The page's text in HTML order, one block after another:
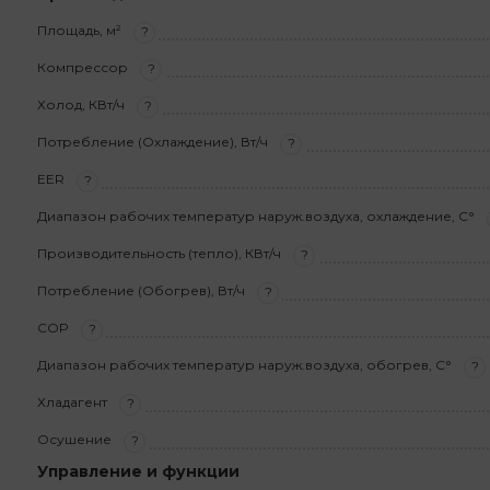
Площадь, м² ?
Компрессор ?
Холод, КВт/ч ?
Потребление (Охлаждение), Вт/ч ?
EER ?
Диапазон рабочих температур наруж.воздуха, охлаждение, С°
Производительность (тепло), КВт/ч ?
Потребление (Обогрев), Вт/ч ?
COP ?
Диапазон рабочих температур наруж.воздуха, обогрев, С° ?
Хладагент ?
Осушение ?
Управление и функции